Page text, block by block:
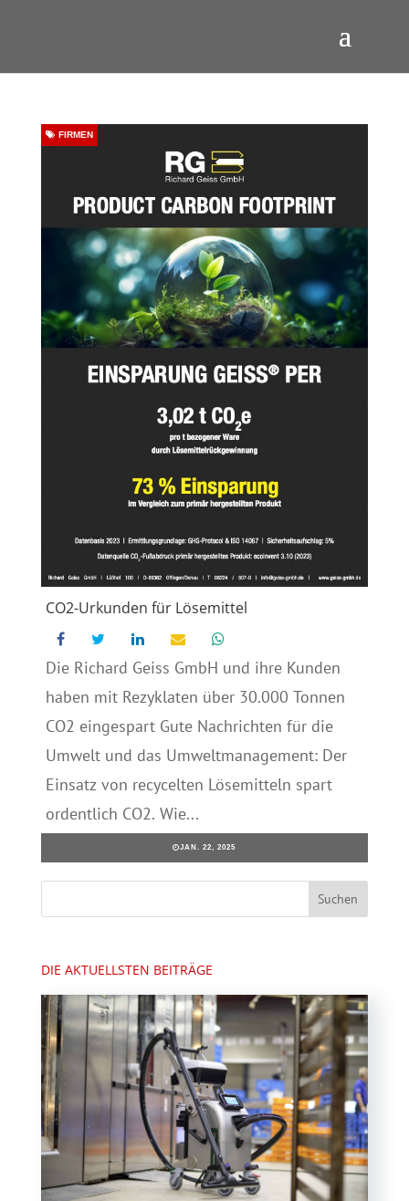
CO2-Urkunden für Lösemittel
FIRMEN
Die Richard Geiss GmbH und ihre Kunden
haben mit Rezyklaten über 30.000 Tonnen
CO2 eingespart Gute Nachrichten für die
Umwelt und das Umweltmanagement: Der
Einsatz von recycelten Lösemitteln spart
ordentlich CO2. Wie...
JAN. 22, 2025
DIE AKTUELLSTEN BEITRÄGE